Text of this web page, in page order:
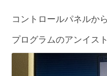
コントロールパネルから
プログラムのアンイス